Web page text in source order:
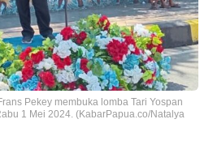
Pekey membuka lomba Tari Yospan
1 Mei 2024. (KabarPapua.co/Natalya